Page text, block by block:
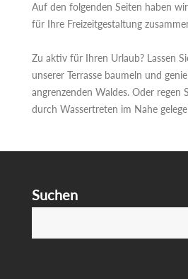
Auf den folgenden Seiten haben
für Ihre Freizeitgestaltung
Zu aktiv für Ihren Urlaub? Lassen
unserer Terrasse baumeln und
angrenzenden Waldes. Oder regen
durch Wassertreten im Nahe
Suchen